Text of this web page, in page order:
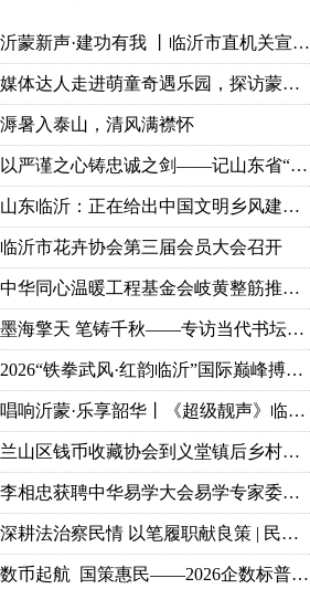
沂蒙新声·建功有我 丨临沂市直机关宣讲比赛作品展演活动成功举行
媒体达人走进萌童奇遇乐园，探访蒙山脚下“有温度的童话世界”
溽暑入泰山，清风满襟怀
以严谨之心铸忠诚之剑——记山东省“铁纪护航”先进个人、临沂市纪委监委第九审查调查室主任胡永亮
山东临沂：正在给出中国文明乡风建设的“最美答案”
临沂市花卉协会第三届会员大会召开
中华同心温暖工程基金会岐黄整筋推拿技能培训项目顺利完成
墨海擎天 笔铸千秋——专访当代书坛巨擘王杰宝
2026“铁拳武风·红韵临沂”国际巅峰搏击赛新闻发布会： 麻绳古泰拳8月首登临沂擂台
唱响沂蒙·乐享韶华丨《超级靓声》临沂海选落地乐享汇，零门槛免费开赛
兰山区钱币收藏协会到义堂镇后乡村慰问党员老兵
李相忠获聘中华易学大会易学专家委员会主任 获评多项国学荣誉
深耕法治察民情 以笔履职献良策 | 民革党员孙堃获评临沂市社情民意信息工作突出个人荣誉
数币起航 国策惠民——2026企数标普支付生态终端落地启动大会盛大召开